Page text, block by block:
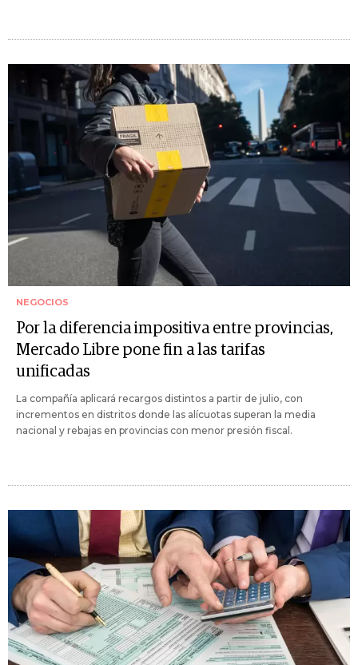
NEGOCIOS
Por la diferencia impositiva entre provincias,
Mercado Libre pone fin a las tarifas
unificadas
La compañía aplicará recargos distintos a partir de julio, con
incrementos en distritos donde las alícuotas superan la media
nacional y rebajas en provincias con menor presión fiscal.